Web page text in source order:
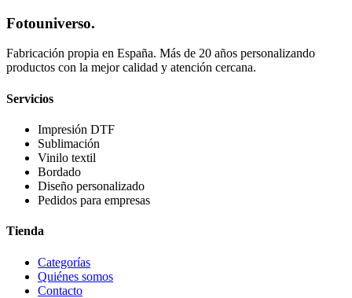
Fotouniverso.
Fabricación propia en España. Más de 20 años personalizando
productos con la mejor calidad y atención cercana.
Servicios
Impresión DTF
Sublimación
Vinilo textil
Bordado
Diseño personalizado
Pedidos para empresas
Tienda
Categorías
Quiénes somos
Contacto